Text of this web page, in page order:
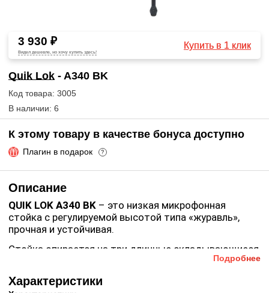
3 930 ₽
Видел дешевле, но хочу купить здесь!
Купить в 1 клик
Quik Lok - A340 BK
Код товара: 3005
В наличии: 6
К этому товару в качестве бонуса доступно
Плагин в подарок ?
Описание
QUIK LOK A340 BK – это низкая микрофонная
стойка с регулируемой высотой типа «журавль»,
прочная и устойчивая.
Стойка опирается на три длинные складывающиеся
данной модели выполнена по принципу «журавль»,
Подробнее
Характеристики